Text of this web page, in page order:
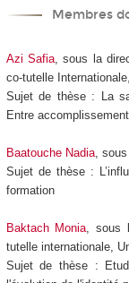
Membres
Azi Safia, sous la
co-tutelle
Sujet de thèse : La
Entre
Baatouche Nadia, sous
Sujet de thèse :
formation
Baktach Monia ,
tutelle internationale,
Sujet de thèse :